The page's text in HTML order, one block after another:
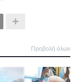
Προβολή όλων